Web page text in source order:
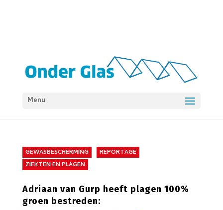
Menu
GEWASBESCHERMING
REPORTAGE
ZIEKTEN EN PLAGEN
Adriaan van Gurp heeft plagen 100%
groen bestreden: